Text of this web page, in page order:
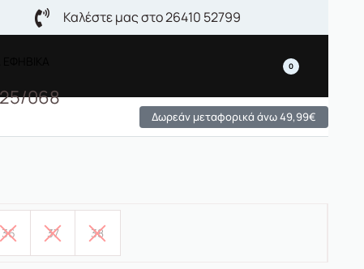
Καλέστε μας στο 26410 52799
0
Δωρεάν μεταφορικά άνω 49,99€
25/068
36 37 38